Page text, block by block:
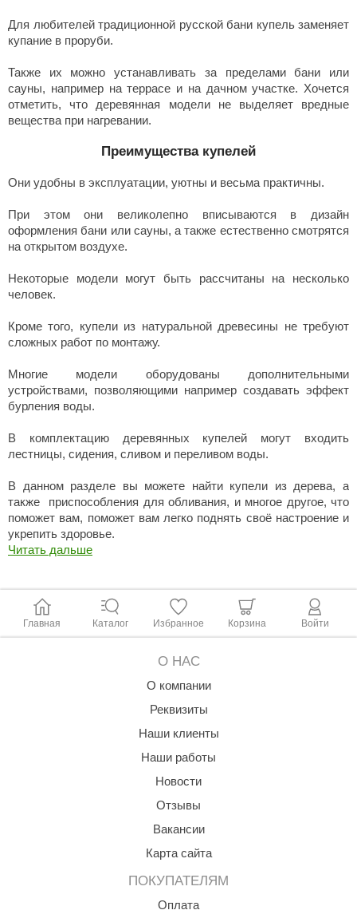
Для любителей традиционной русской бани купель заменяет
купание в проруби.
Также их можно устанавливать за пределами бани или
сауны, например на террасе и на дачном участке. Хочется
отметить, что деревянная модели не выделяет вредные
вещества при нагревании.
Преимущества купелей
Они удобны в эксплуатации, уютны и весьма практичны.
При этом они великолепно вписываются в дизайн
оформления бани или сауны, а также естественно смотрятся
на открытом воздухе.
Некоторые модели могут быть рассчитаны на несколько
человек.
Кроме того, купели из натуральной древесины не требуют
сложных работ по монтажу.
Многие модели оборудованы дополнительными
устройствами, позволяющими например создавать эффект
бурления воды.
В комплектацию деревянных купелей могут входить
лестницы, сидения, сливом и переливом воды.
В данном разделе вы можете найти купели из дерева, а
также приспособления для обливания, и многое другое, что
поможет вам, поможет вам легко поднять своё настроение и
укрепить здоровье.
Читать дальше
Главная Каталог Избранное Корзина Войти
О НАС
О компании
Реквизиты
Наши клиенты
Наши работы
Новости
Отзывы
Вакансии
Карта сайта
ПОКУПАТЕЛЯМ
Оплата